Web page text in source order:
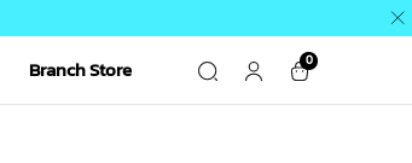
Branch Store 0